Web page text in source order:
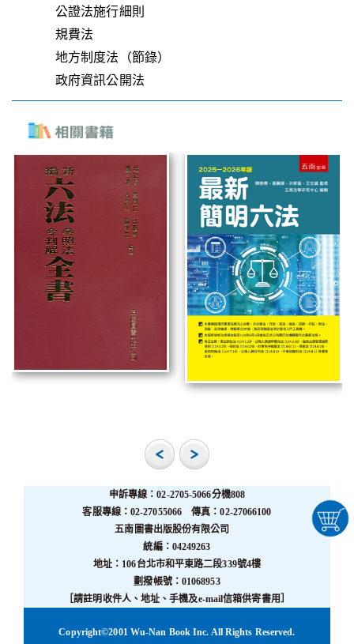
公證法施行細則
規費法
地方制度法（節錄）
政府資訊公開法
申訴專線：02-2705-5066分機808
客服專線：02-27055066 傳真：02-27066100
五南圖書出版股份有限公司
統編：04249263
地址：106台北市和平東路二段339號4樓
劃撥帳號：01068953
［請註明收件人、地址、手機及e-mail信箱供寄書用］
Copyright©2001 Wu-Nan Book Inc. All Rights Reserved.